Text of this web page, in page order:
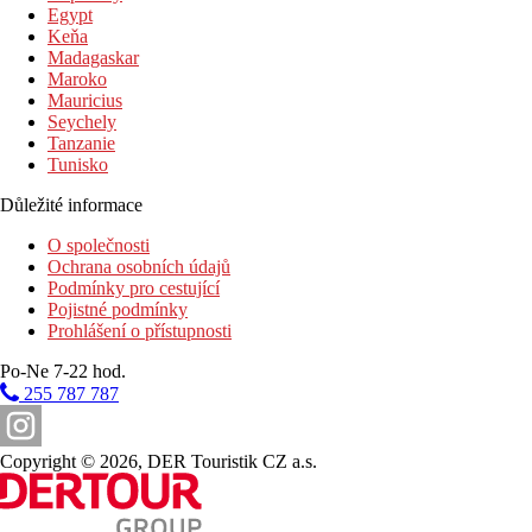
http://www.iberostar.com
Oficiální kategorie
4 hvězdičky
Poznámka
V Řecku je povinnost hradit klimatickou taxu v závislosti na
uhrazena klientem přímo na recepci hotelu. Rozsah a kvalita
případných hygienických či protiepidemických opatření v dané
destinaci.
Vzdálenosti
0 m
Vzdálenost k pláži
Centrum města
65 km
Vzdálenost od nejbližšího letiště
Egypt
Keňa
Madagaskar
Maroko
Mauricius
Seychely
Tanzanie
Tunisko
Důležité informace
O společnosti
Ochrana osobních údajů
Podmínky pro cestující
Pojistné podmínky
Prohlášení o přístupnosti
Po-Ne 7-22 hod.
255 787 787
Copyright © 2026, DER Touristik CZ a.s.